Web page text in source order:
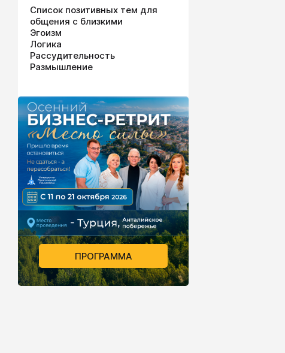
Список позитивных тем для
общения с близкими
Эгоизм
Логика
Рассудительность
Размышление
ПРОГРАММА